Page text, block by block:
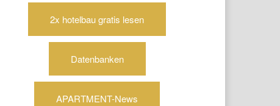
2x hotelbau gratis lesen
Datenbanken
APARTMENT-News